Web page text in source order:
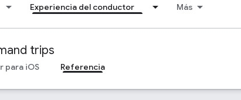
Experiencia del conductor Más
trips
para iOS Referencia